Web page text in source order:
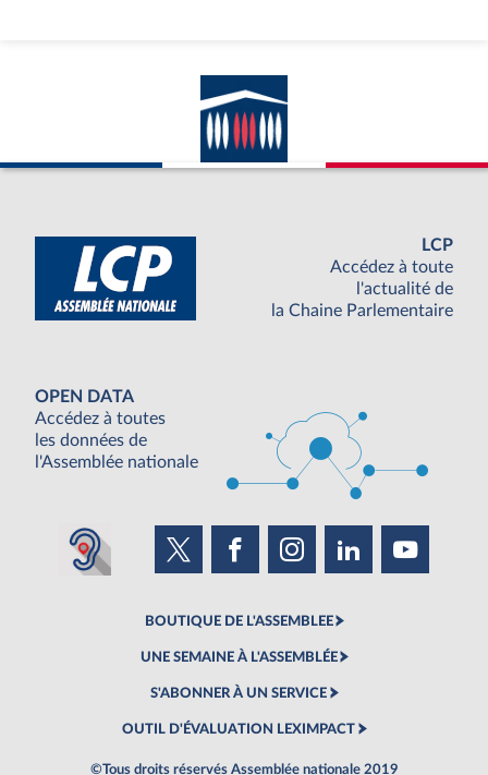
LCP
Accédez à toute
l'actualité de
la Chaine Parlementaire
OPEN DATA
Accédez à toutes
les données de
l'Assemblée nationale
BOUTIQUE DE L'ASSEMBLEE
UNE SEMAINE À L'ASSEMBLÉE
S'ABONNER À UN SERVICE
OUTIL D'ÉVALUATION LEXIMPACT
©Tous droits réservés Assemblée nationale 2019